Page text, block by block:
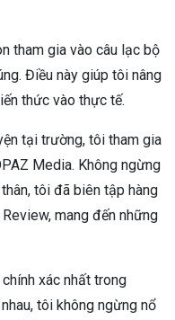
tham gia vào câu lạc bộ
Điều này giúp tôi nâng
thức vào thực tế.
tại trường, tôi tham gia
Media. Không ngừng
tôi đã biên tập hàng
mang đến những
xác nhất trong
tôi không ngừng nổ